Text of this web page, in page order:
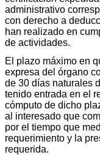
administrativo
con derecho a
han realizado en
de actividades.
El plazo máximo en
expresa del órgano
de 30 días naturales
tenido entrada en el
cómputo de dicho
al interesado que
por el tiempo que
requerimiento y la
requerida.